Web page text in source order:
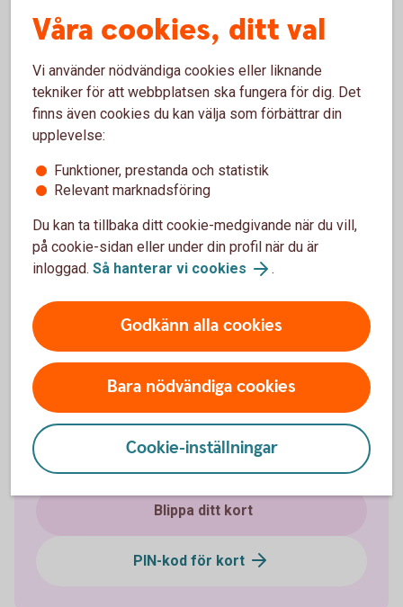
Våra kort med kontaktlös funktion
Bankkort Mastercard
Betal- och kreditkort Mastercard
Betal- och kreditkort Mastercard Guld
Betal- och kreditkort Mastercard Platinum
Så använder du ditt kort
Använd ditt kort säkert
Handla med kort på nätet
Tips om kort på resan - resekort
Blippa ditt kort
PIN-kod för kort
Våra cookies, ditt val
Vi använder nödvändiga cookies eller liknande
tekniker för att webbplatsen ska fungera för dig. Det
finns även cookies du kan välja som förbättrar din
upplevelse:
Funktioner, prestanda och statistik
Relevant marknadsföring
Du kan ta tillbaka ditt cookie-medgivande när du vill,
på cookie-sidan eller under din profil när du är
inloggad. Så hanterar vi cookies .
Godkänn alla cookies
Bara nödvändiga cookies
Cookie-inställningar